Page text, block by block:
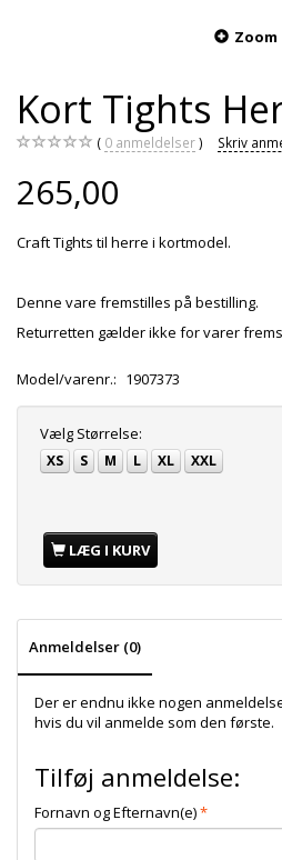
Zoom
Kort Tights
0 anmeldelser Skriv
265,00
Craft Tights til herre i kortmodel.
Denne vare fremstilles på bestilling.
Returretten gælder ikke for varer
Model/varenr.: 1907373
Vælg Størrelse:
XS S M L XL XXL
LÆG I KURV
Anmeldelser (0)
Der er endnu ikke nogen
hvis du vil anmelde som den første.
Tilføj anmeldelse:
Fornavn og Efternavn(e)